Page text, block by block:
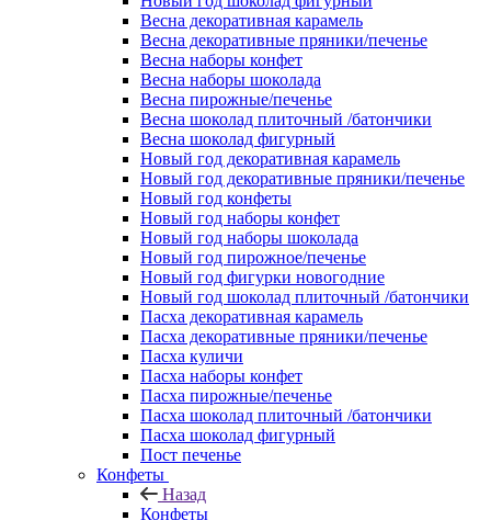
Весна декоративная карамель
Весна декоративные пряники/печенье
Весна наборы конфет
Весна наборы шоколада
Весна пирожные/печенье
Весна шоколад плиточный /батончики
Весна шоколад фигурный
Новый год декоративная карамель
Новый год декоративные пряники/печенье
Новый год конфеты
Новый год наборы конфет
Новый год наборы шоколада
Новый год пирожное/печенье
Новый год фигурки новогодние
Новый год шоколад плиточный /батончики
Пасха декоративная карамель
Пасха декоративные пряники/печенье
Пасха куличи
Пасха наборы конфет
Пасха пирожные/печенье
Пасха шоколад плиточный /батончики
Пасха шоколад фигурный
Пост печенье
Конфеты
Назад
Конфеты